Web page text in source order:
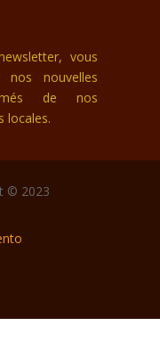
vous
nouvelles
de nos
locales.
© 2023